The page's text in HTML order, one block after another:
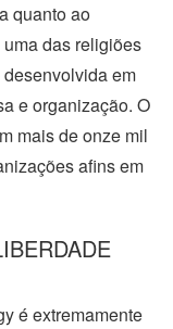
quanto ao
das religiões
em
e organização. O
mais de onze mil
afins em
é extremamente